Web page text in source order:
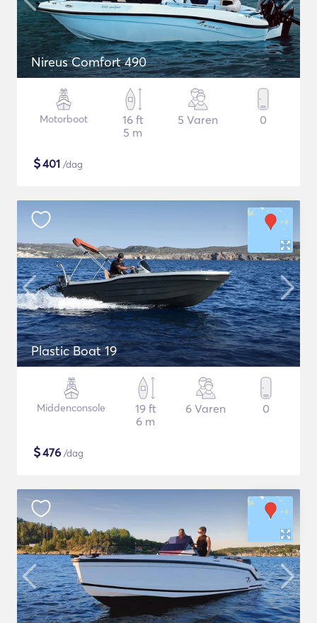
Nireus Comfort 490
Motorboot
16 ft
5 m
5 Varen 0
$401 /dag
Plastic Boat 19
Middenconsole
19 ft
6 m
6 Varen 0
$476 /dag